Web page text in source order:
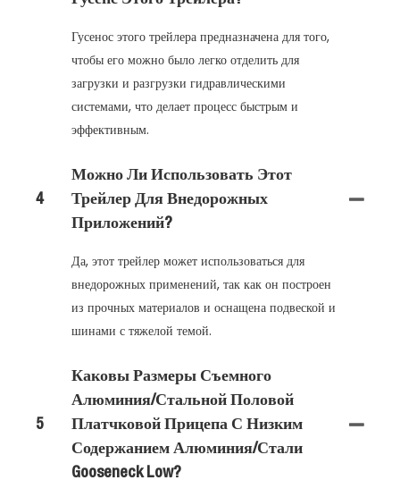
Гусенос этого трейлера предназначена для того,
чтобы его можно было легко отделить для
загрузки и разгрузки гидравлическими
системами, что делает процесс быстрым и
эффективным.
4
Можно Ли Использовать Этот
Трейлер Для Внедорожных
Приложений?
Да, этот трейлер может использоваться для
внедорожных применений, так как он построен
из прочных материалов и оснащена подвеской и
шинами с тяжелой темой.
5
Каковы Размеры Съемного
Алюминия/стальной Половой
Платчковой Прицепа С Низким
Содержанием Алюминия/стали
Gooseneck Low?